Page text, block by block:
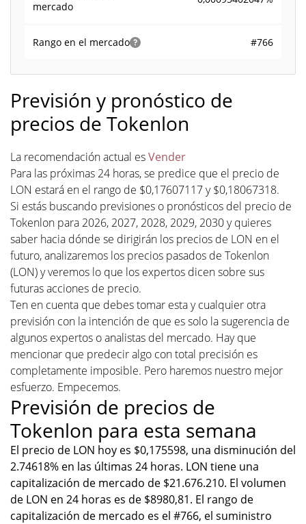
mercado
Rango en el mercado #766
Previsión y pronóstico de
precios de Tokenlon
La recomendación actual esVender
Para las próximas 24 horas, se predice que el precio de
LON estará en el rango de $0,17607117 y $0,18067318.
Si estás buscando previsiones o pronósticos del precio de
Tokenlon para 2026, 2027, 2028, 2029, 2030 y quieres
saber hacia dónde se dirigirán los precios de LON en el
futuro, analizaremos los precios pasados de Tokenlon
(LON) y veremos lo que los expertos dicen sobre sus
futuras acciones de precio.
Ten en cuenta que debes tomar esta y cualquier otra
previsión con la intención de que es solo la sugerencia de
algunos expertos o analistas del mercado. Hay que
mencionar que predecir algo con total precisión es
completamente imposible. Pero haremos nuestro mejor
esfuerzo. Empecemos.
Previsión de precios de
Tokenlon para esta semana
El precio de LON hoy es $0,175598, una disminución del
2.74618% en las últimas 24 horas. LON tiene una
capitalización de mercado de $21.676.210. El volumen
de LON en 24 horas es de $8980,81. El rango de
capitalización de mercado es el #766, el suministro